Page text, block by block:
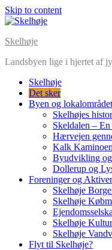
Skip to content
Skelhøje
Landsbyen lige i hjertet af
Skelhøje
Det sker
Byen og lokalområdet
Skelhøjes
Skeldalen –
Hærvejen
Kalk Kaminoen
Byudvikling
Dollerup og
Foreninger og Aktiver
Skelhøje
Skelhøje
Skelhøje
Skelhøje
Flyt til Skelhøje?